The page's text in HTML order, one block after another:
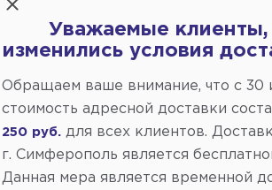
есть в наличии, обновление
несколько раз в сутки.
Уважаемые клиенты,
изменились условия
Обращаем ваше внимание, что c 30
стоимость адресной доставки
250 руб.
для всех клиентов.
г. Симферополь является
Данная мера является временной